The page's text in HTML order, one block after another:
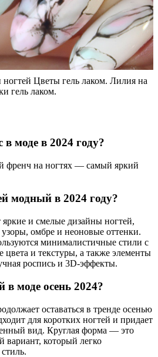
Цветы гель лаком. Лилия на
гель лаком.
моде в 2024 году?
френч на ногтях — самый яркий
модный в 2024 году?
и смелые дизайны ногтей,
омбре и неоновые оттенки.
минималистичные стили с
цвета и текстуры, а также элементы
роспись и 3D-эффекты.
моде осень 2024?
оставаться в тренде осенью
для коротких ногтей и придает
вид. Круглая форма — это
который легко